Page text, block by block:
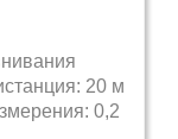
20 м
0,2